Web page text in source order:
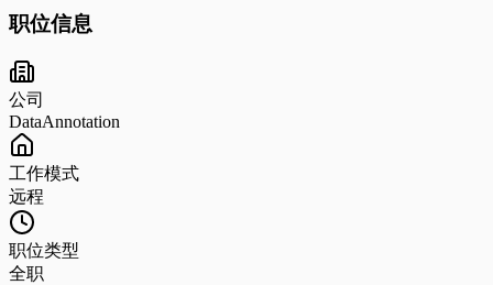
职位信息
公司
DataAnnotation
工作模式
远程
职位类型
全职